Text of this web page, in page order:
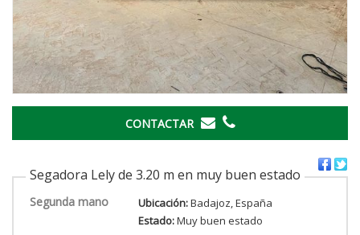
CONTACTAR
Segadora Lely de 3.20 m en muy buen estado
Segunda mano Ubicación:Badajoz, España
Estado:Muy buen estado